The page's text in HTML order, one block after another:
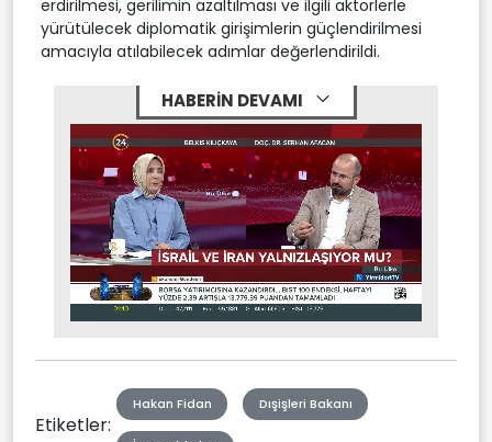
erdirilmesi, gerilimin azaltılması ve ilgili aktörlerle
yürütülecek diplomatik girişimlerin güçlendirilmesi
amacıyla atılabilecek adımlar değerlendirildi.
HABERİN DEVAMI
Mute Stream
Etiketler:
Hakan Fidan Dışişleri Bakanı